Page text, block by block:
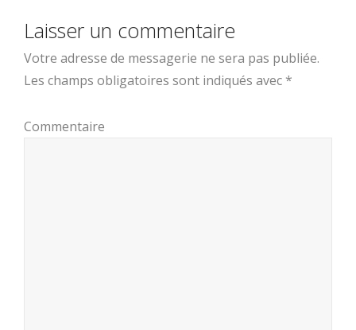
Laisser un commentaire
Votre adresse de messagerie ne sera pas publiée.
Les champs obligatoires sont indiqués avec *
Commentaire